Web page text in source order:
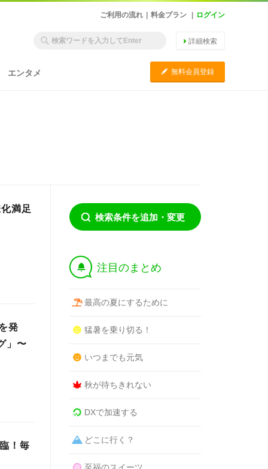
ご利用の流れ 料金プラン ログイン
詳細検索
エンタメ C 無料会員登録
満足
発
」〜
！毎
検索条件を追加・変更
† 注目のまとめ
最高の夏にするために
猛暑を乗り切る！
いつまでも元気
秋が待ちきれない
DXで加速する
どこに行く？